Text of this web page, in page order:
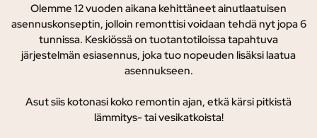
Olemme 12 vuoden aikana kehittäneet ainutlaatuisen
asennuskonseptin, jolloin remonttisi voidaan tehdä nyt jopa 6
tunnissa. Keskiössä on tuotantotiloissa tapahtuva
järjestelmän esiasennus, joka tuo nopeuden lisäksi laatua
asennukseen.
Asut siis kotonasi koko remontin ajan, etkä kärsi pitkistä
lämmitys- tai vesikatkoista!